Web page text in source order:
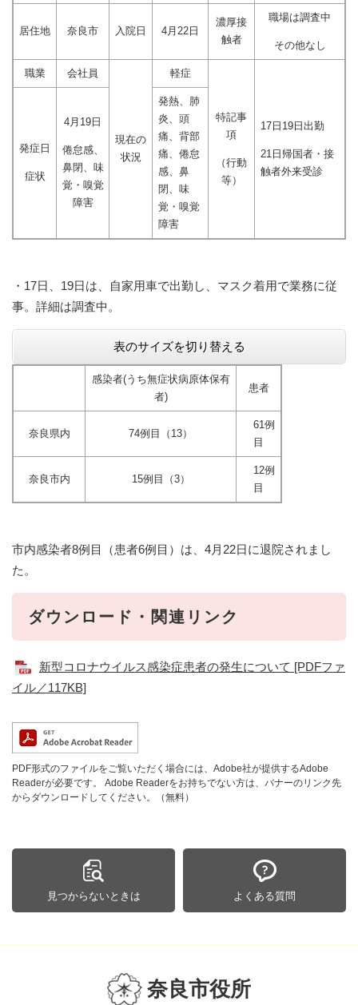
居住地 奈良市 入院日 4月22日
濃厚接
触者
職場は調査中
その他なし
職業 会社員
現在の
状況
軽症
特記事
項
（行動
等）
17日19日出勤
21日帰国者・接
触者外来受診
発症日
症状
4月19日
倦怠感、
鼻閉、味
覚・嗅覚
障害
発熱、肺
炎、頭
痛、背部
痛、倦怠
感、鼻
閉、味
覚・嗅覚
障害
・17日、19日は、自家用車で出勤し、マスク着用で業務に従
事。詳細は調査中。
表のサイズを切り替える
感染者(うち無症状病原体保有
者)
患者
奈良県内 74例目（13）
61例
目
奈良市内 15例目（3）
12例
目
市内感染者8例目（患者6例目）は、4月22日に退院されまし
た。
ダウンロード・関連リンク
新型コロナウイルス感染症患者の発生について [PDFファ
イル／117KB]
PDF形式のファイルをご覧いただく場合には、Adobe社が提供するAdobe
Readerが必要です。
Adobe Readerをお持ちでない方は、バナーのリンク先
からダウンロードしてください。（無料）
見つからないときは よくある質問
奈良市役所